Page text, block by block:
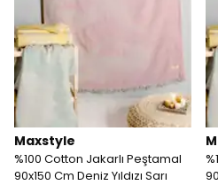
Maxstyle
%100 Cotton Jakarlı Peştamal
90x150 Cm Deniz Yıldızı Sarı